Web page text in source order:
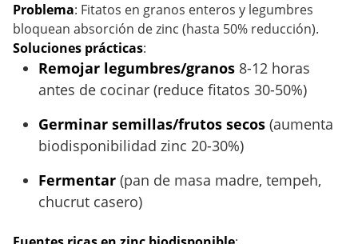
Problema: Fitatos en granos enteros y legumbres
bloquean absorción de zinc (hasta 50% reducción).
Soluciones prácticas:
Remojar legumbres/granos 8-12 horas
antes de cocinar (reduce fitatos 30-50%)
Germinar semillas/frutos secos (aumenta
biodisponibilidad zinc 20-30%)
Fermentar (pan de masa madre, tempeh,
chucrut casero)